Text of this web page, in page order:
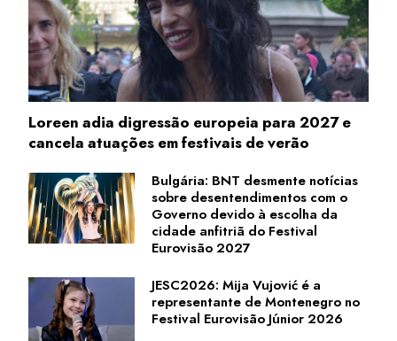
Loreen adia digressão europeia para 2027 e
cancela atuações em festivais de verão
Bulgária: BNT desmente notícias
sobre desentendimentos com o
Governo devido à escolha da
cidade anfitriã do Festival
Eurovisão 2027
JESC2026: Mija Vujović é a
representante de Montenegro no
Festival Eurovisão Júnior 2026